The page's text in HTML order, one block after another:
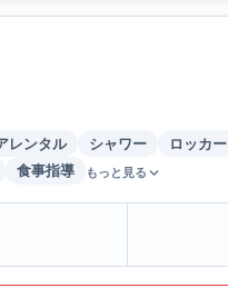
レンタル シャワー ロッカー
食事指導 もっと見る